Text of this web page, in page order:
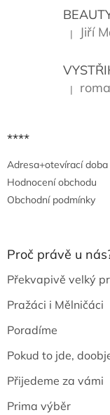
| Jiří
|
****
Adresa+otevírací doba
Hodnocení obchodu
Obchodní podmínky
Proč právě u
Překvapivě velký
Pražáci i Mělničáci
Poradíme
Pokud to jde,
Přijedeme za vámi
Prima výběr